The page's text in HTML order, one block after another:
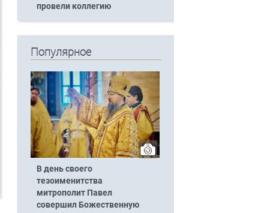
провели коллегию
Популярное
В день своего
тезоименитства
митрополит Павел
совершил Божественную